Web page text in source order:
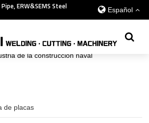
Pipe, ERW&SEMS Steel
Español
de la construcción naval
de placas